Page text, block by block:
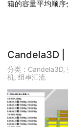
箱的容量平均顺
Candela3D |
分类： Candela3D,
机, 组串汇流